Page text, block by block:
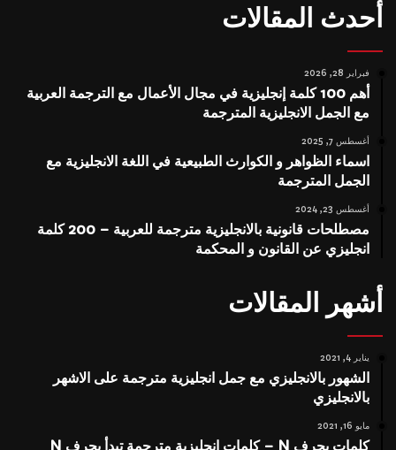
أحدث المقالات
فبراير 28, 2026
أهم 100 كلمة إنجليزية في مجال الأعمال مع الترجمة العربية
مع الجمل الانجليزية المترجمة
أغسطس 7, 2025
اسماء الظواهر و الكوارث الطبيعية في اللغة الانجليزية مع
الجمل المترجمة
أغسطس 23, 2024
مصطلحات قانونية بالانجليزية مترجمة للعربية – 200 كلمة
انجليزي عن القانون و المحكمة
أشهر المقالات
يناير 4, 2021
الشهور بالانجليزي مع جمل انجليزية مترجمة على الاشهر
بالانجليزي
مايو 16, 2021
كلمات بحرف N – كلمات انجليزية مترجمة تبدأ بحرف N